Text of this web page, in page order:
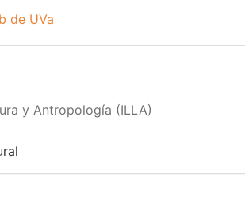
de UVa
y Antropología (ILLA)